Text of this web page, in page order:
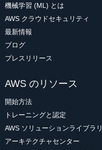
機械学習 (ML) とは
AWS クラウドセキュリティ
最新情報
ブログ
プレスリリース
AWS のリソース
開始方法
トレーニングと認定
AWS ソリューションライブラリ
アーキテクチャセンター